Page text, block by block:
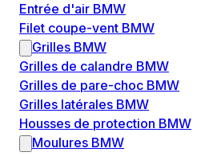
Entrée d'air BMW
Filet coupe-vent BMW
Grilles BMW
Grilles de calandre BMW
Grilles de pare-choc BMW
Grilles latérales BMW
Housses de protection BMW
Moulures BMW